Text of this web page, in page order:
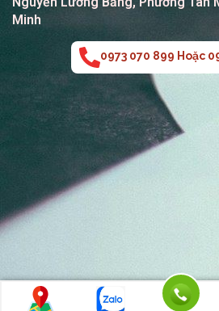
Minh
0973 070 899 Hoặc